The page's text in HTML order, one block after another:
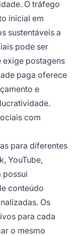
O tráfego
inicial em
sustentáveis a
pode ser
exige postagens
paga oferece
e
com
para diferentes
YouTube,
possui
conteúdo
Os
para cada
o mesmo